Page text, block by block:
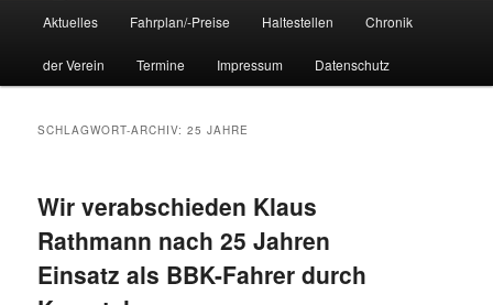
Aktuelles Fahrplan/-Preise Haltestellen Chronik
der Verein Termine Impressum Datenschutz
SCHLAGWORT-ARCHIV:25 JAHRE
Wir verabschieden Klaus
Rathmann nach 25 Jahren
Einsatz als BBK-Fahrer durch